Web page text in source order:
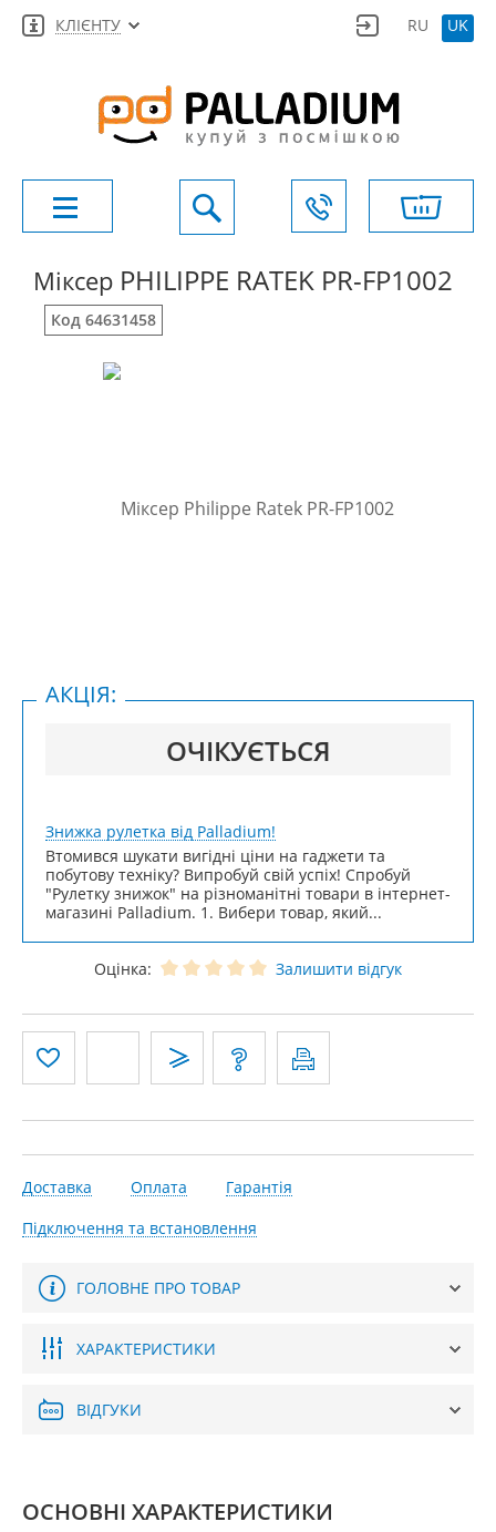
КЛІЄНТУ RU UK
Міксер PHILIPPE RATEK PR-FP1002
Код 64631458
ОЧІКУЄТЬСЯ
АКЦІЯ:
Знижка рулетка від Palladium!
Втомився шукати вигідні ціни на гаджети та
побутову техніку? Випробуй свій успіх! Спробуй
"Рулетку знижок" на різноманітні товари в інтернет-
магазині Palladium. 1. Вибери товар, який...
Оцінка: Залишити відгук
Доставка Оплата
Гарантія
Підключення та встановлення
ГОЛОВНЕ ПРО ТОВАР
ХАРАКТЕРИСТИКИ
ВІДГУКИ
ОСНОВНІ ХАРАКТЕРИСТИКИ